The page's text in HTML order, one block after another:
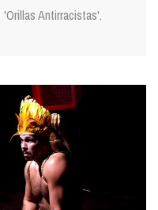
'Orillas Antirracistas'.